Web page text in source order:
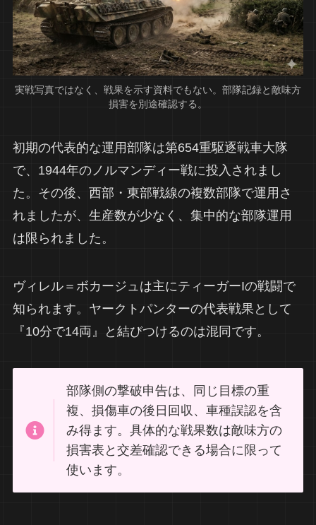
実戦写真ではなく、戦果を示す資料でもない。部隊記録と敵味方
損害を別途確認する。
初期の代表的な運用部隊は第654重駆逐戦車大隊
で、1944年のノルマンディー戦に投入されまし
た。その後、西部・東部戦線の複数部隊で運用さ
れましたが、生産数が少なく、集中的な部隊運用
は限られました。
ヴィレル＝ボカージュは主にティーガーIの戦闘で
知られます。ヤークトパンターの代表戦果として
『10分で14両』と結びつけるのは混同です。
部隊側の撃破申告は、同じ目標の重
複、損傷車の後日回収、車種誤認を含
み得ます。具体的な戦果数は敵味方の
損害表と交差確認できる場合に限って
使います。